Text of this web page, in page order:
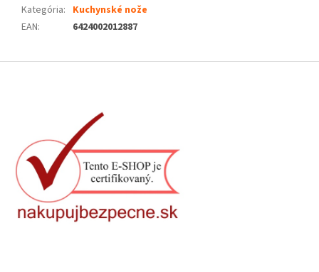
Kategória: Kuchynské nože
EAN: 6424002012887